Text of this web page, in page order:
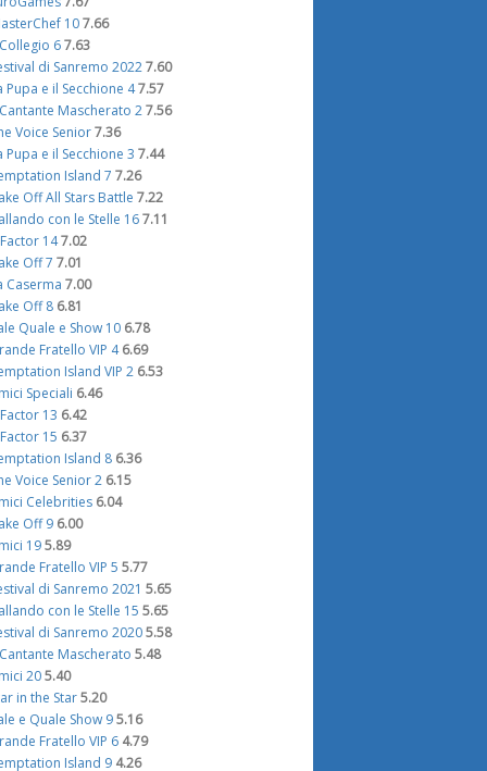
10 7.66
6 7.63
di Sanremo 2022 7.60
Pupa e il Secchione 47.57
Mascherato 2 7.56
Voice Senior 7.36
Pupa e il Secchione 3 7.44
Island 7 7.26
Off All Stars Battle 7.22
con le Stelle 16 7.11
147.02
Off 7 7.01
Caserma 7.00
Off 8 6.81
Quale e Show 10 6.78
Fratello VIP 4 6.69
Island VIP 2 6.53
Speciali 6.46
13 6.42
15 6.37
Island 8 6.36
Voice Senior 2 6.15
Celebrities 6.04
Off 9 6.00
19 5.89
Fratello VIP 5 5.77
di Sanremo 2021 5.65
con le Stelle 15 5.65
di Sanremo 2020 5.58
Mascherato 5.48
20 5.40
in the Star 5.20
e Quale Show 9 5.16
Fratello VIP 6 4.79
Island 9 4.26